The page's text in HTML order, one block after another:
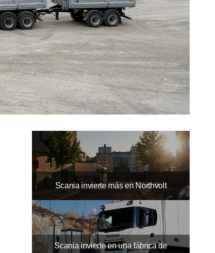
Scania invierte más en Northvolt
Scania invierte en una fábrica de